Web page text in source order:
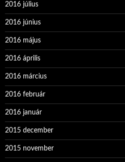
2016 július
2016 június
2016 május
2016 április
2016 március
2016 február
2016 január
2015 december
2015 november